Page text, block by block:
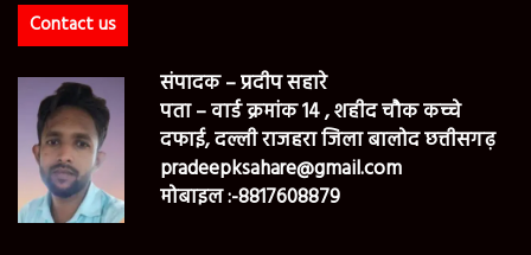
Contact us
संपादक – प्रदीप सहारे
पता – वार्ड क्रमांक 14 , शहीद चौक कच्चे
दफाई, दल्ली राजहरा जिला बालोद छत्तीसगढ़
pradeepksahare@gmail.com
मोबाइल :-8817608879